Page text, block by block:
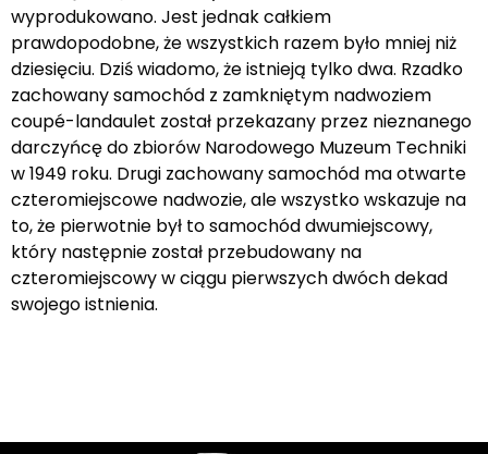
wyprodukowano. Jest jednak całkiem
prawdopodobne, że wszystkich razem było mniej niż
dziesięciu. Dziś wiadomo, że istnieją tylko dwa. Rzadko
zachowany samochód z zamkniętym nadwoziem
coupé-landaulet został przekazany przez nieznanego
darczyńcę do zbiorów Narodowego Muzeum Techniki
w 1949 roku. Drugi zachowany samochód ma otwarte
czteromiejscowe nadwozie, ale wszystko wskazuje na
to, że pierwotnie był to samochód dwumiejscowy,
który następnie został przebudowany na
czteromiejscowy w ciągu pierwszych dwóch dekad
swojego istnienia.